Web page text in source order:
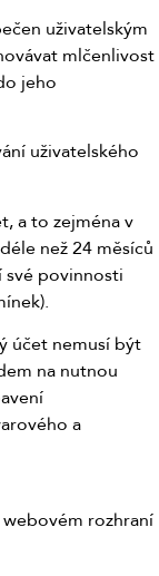
uživatelským
mlčenlivost
jeho
uživatelského
a to zejména v
než 24 měsíců
své povinnosti
účet nemusí být
na nutnou
a
webovém rozhraní